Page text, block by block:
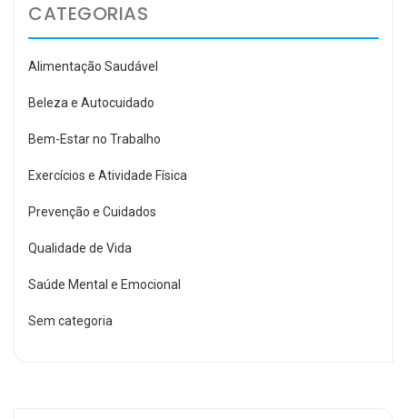
CATEGORIAS
Alimentação Saudável
Beleza e Autocuidado
Bem-Estar no Trabalho
Exercícios e Atividade Física
Prevenção e Cuidados
Qualidade de Vida
Saúde Mental e Emocional
Sem categoria